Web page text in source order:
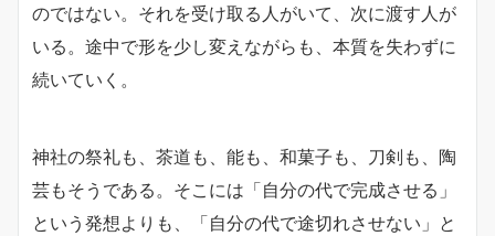
のではない。それを受け取る人がいて、次に渡す人が
いる。途中で形を少し変えながらも、本質を失わずに
続いていく。
神社の祭礼も、茶道も、能も、和菓子も、刀剣も、陶
芸もそうである。そこには「自分の代で完成させる」
という発想よりも、「自分の代で途切れさせない」と